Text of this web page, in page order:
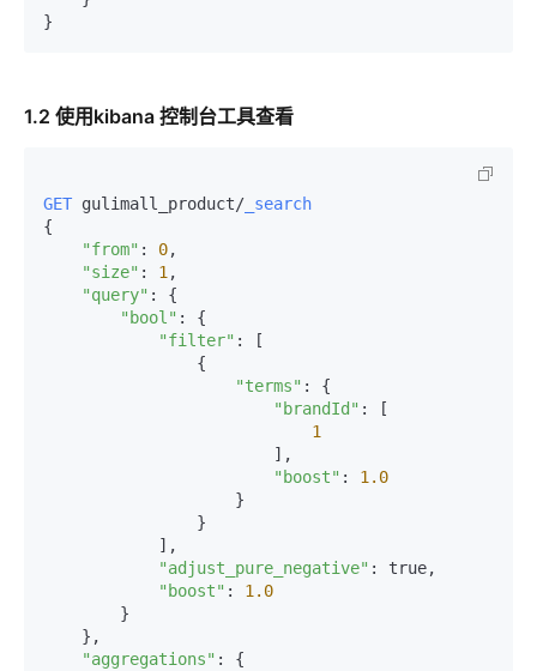
1.2 使用kibana 控制台工具查看
GET gulimall_product/ _search
{
"from" : 0,
"size" : 1 ,
"query" : {
"bool" : {
"filter" : [
"terms" : {
"brandId" : [
1
"boost" : 1.0
"adjust_pure_negative" : true,
"boost" : 1.0
"aggregations" : {